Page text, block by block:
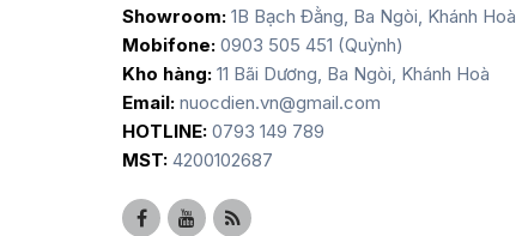
Showroom: 1B Bạch Đằng, Ba Ngòi, Khánh Hoà
Mobifone: 0903 505 451 (Quỳnh)
Kho hàng: 11 Bãi Dương, Ba Ngòi, Khánh Hoà
Email: nuocdien.vn@gmail.com
HOTLINE: 0793 149 789
MST: 4200102687